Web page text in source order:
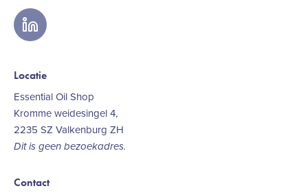
linkedin
Locatie
Essential Oil Shop
Kromme weidesingel 4,
2235 SZ Valkenburg ZH
Dit is geen bezoekadres.
Contact